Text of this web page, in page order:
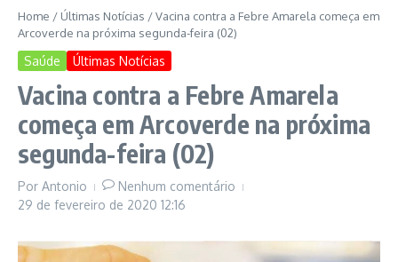
Home / Últimas Notícias /Vacina contra a Febre Amarela começa em
Arcoverde na próxima segunda-feira (02)
Saúde Últimas Notícias
Vacina contra a Febre Amarela
começa em Arcoverde na próxima
segunda-feira (02)
Por Antonio
Nenhum comentário
29 de fevereiro de 2020 12:16